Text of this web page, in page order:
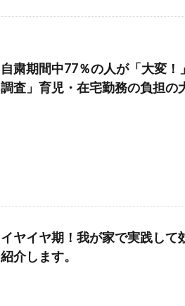
自粛期間中77％の人が「大変
調査」育児・在宅勤務の負担の
イヤイヤ期！我が家で実践して
紹介します。